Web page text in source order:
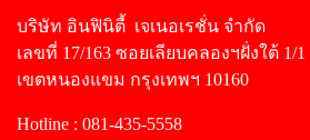
บริษัท อินฟินิตี้ เจเนอเรชั่น จำกัด
เลขที่ 17/163 ซอยเลียบคลองฯฝั่งใต้
เขตหนองแขม กรุงเทพฯ 10160
Hotline : 081-435-5558